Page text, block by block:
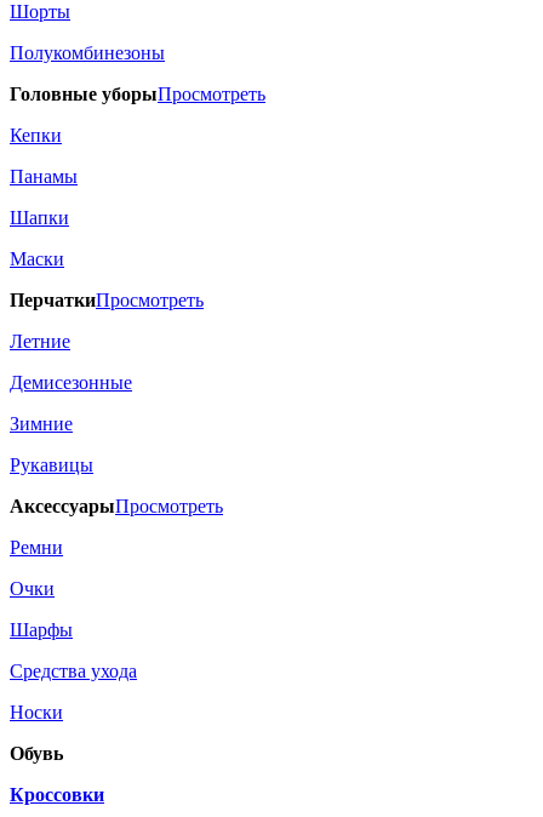
Шорты
Полукомбинезоны
Головные уборыПросмотреть
Кепки
Панамы
Шапки
Маски
ПерчаткиПросмотреть
Летние
Демисезонные
Зимние
Рукавицы
АксессуарыПросмотреть
Ремни
Очки
Шарфы
Средства ухода
Носки
Обувь
Кроссовки